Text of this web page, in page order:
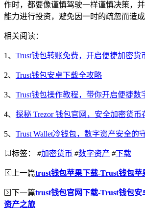
作时，都要像谨慎驾驶一样谨慎决策，
能力进行投资，避免因一时的疏忽而造成
相关阅读：
1、 Trust钱包转账免费，开启便捷加密货
2、 Trust钱包安卓下载全攻略
3、 Trust钱包操作教程，带你开启便捷数
4、 探秘 Trezor 钱包官网，安全加密货币
5、 Trust Wallet冷钱包，数字资产安全的
标签： #加密货币 #数字资产 #下载
上一篇trust钱包苹果下载-Trust钱包苹
下一篇trust钱包官网下载-Trust钱包安
资产之旅